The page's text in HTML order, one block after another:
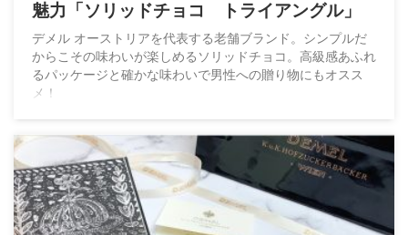
魅力「ソリッドチョコ トライアングル」
デメル オーストリアを代表する老舗ブランド。シンプルだ
からこその味わいが楽しめるソリッドチョコ。高級感あふれ
るパッケージと確かな味わいで男性への贈り物にもオスス
メ！